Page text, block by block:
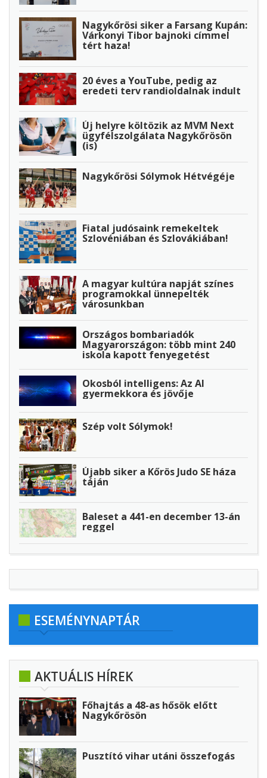
Nagykőrösi siker a Farsang Kupán:
Várkonyi Tibor bajnoki címmel
tért haza!
20 éves a YouTube, pedig az
eredeti terv randioldalnak indult
Új helyre költözik az MVM Next
ügyfélszolgálata Nagykőrösön
(is)
Nagykőrösi Sólymok Hétvégéje
Fiatal judósaink remekeltek
Szlovéniában és Szlovákiában!
A magyar kultúra napját színes
programokkal ünnepelték
városunkban
Országos bombariadók
Magyarországon: több mint 240
iskola kapott fenyegetést
Okosból intelligens: Az AI
gyermekkora és jövője
Szép volt Sólymok!
Újabb siker a Kőrös Judo SE háza
táján
Baleset a 441-en december 13-án
reggel
ESEMÉNYNAPTÁR
AKTUÁLIS HÍREK
Főhajtás a 48-as hősök előtt
Nagykőrösön
Pusztító vihar utáni összefogás